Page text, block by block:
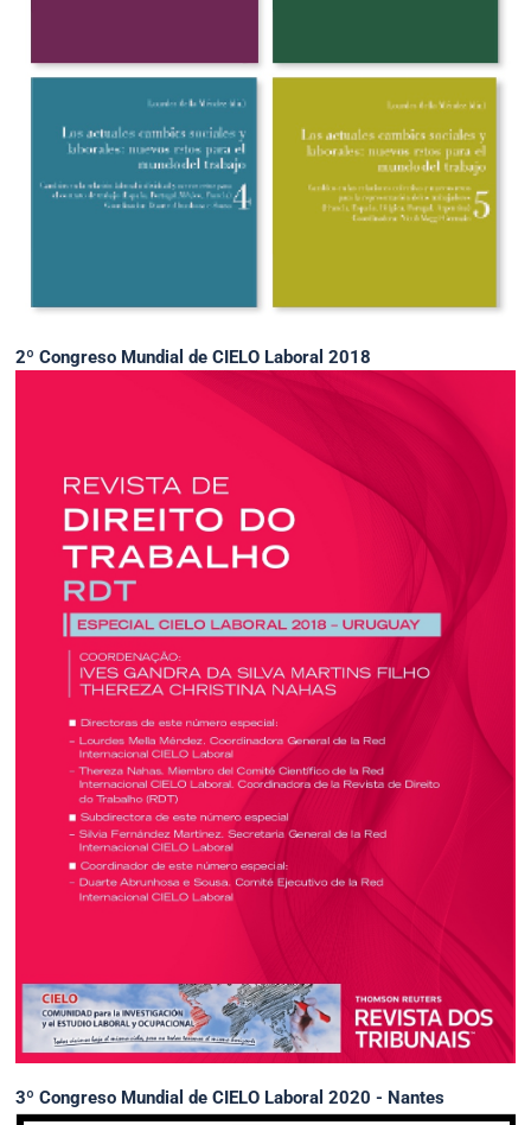
2º Congreso Mundial de CIELO Laboral 2018
3º Congreso Mundial de CIELO Laboral 2020 - Nantes